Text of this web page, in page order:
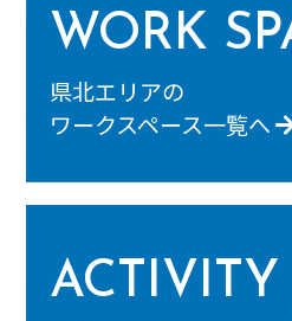
WORK
県北エリアの
ワークスペース一覧へ
ACTIVITY